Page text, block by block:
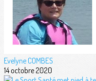
Evelyne COMBES
14 octobre 2020